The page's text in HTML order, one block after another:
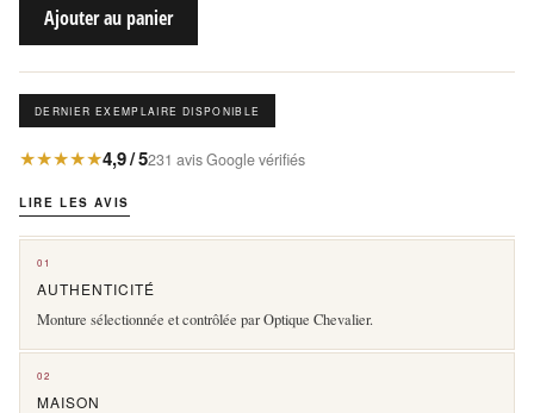
Ajouter au panier
DERNIER EXEMPLAIRE DISPONIBLE
★★★★★4,9 / 5231 avis Google vérifiés
LIRE LES AVIS
01
AUTHENTICITÉ
Monture sélectionnée et contrôlée par Optique Chevalier.
02
MAISON